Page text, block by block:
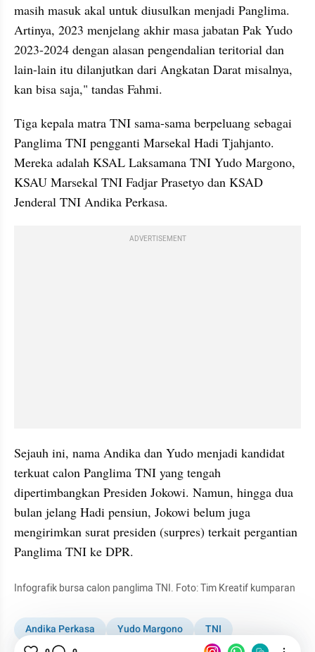
masih masuk akal untuk diusulkan menjadi Panglima.
Artinya, 2023 menjelang akhir masa jabatan Pak Yudo
2023-2024 dengan alasan pengendalian teritorial dan
lain-lain itu dilanjutkan dari Angkatan Darat misalnya,
kan bisa saja," tandas Fahmi.
Tiga kepala matra TNI sama-sama berpeluang sebagai
Panglima TNI pengganti Marsekal Hadi Tjahjanto.
Mereka adalah KSAL Laksamana TNI Yudo Margono,
KSAU Marsekal TNI Fadjar Prasetyo dan KSAD
Jenderal TNI Andika Perkasa.
ADVERTISEMENT
Sejauh ini, nama Andika dan Yudo menjadi kandidat
terkuat calon Panglima TNI yang tengah
dipertimbangkan Presiden Jokowi. Namun, hingga dua
bulan jelang Hadi pensiun, Jokowi belum juga
mengirimkan surat presiden (surpres) terkait pergantian
Panglima TNI ke DPR.
Infografik bursa calon panglima TNI. Foto: Tim Kreatif kumparan
Andika Perkasa Yudo Margono
TNI